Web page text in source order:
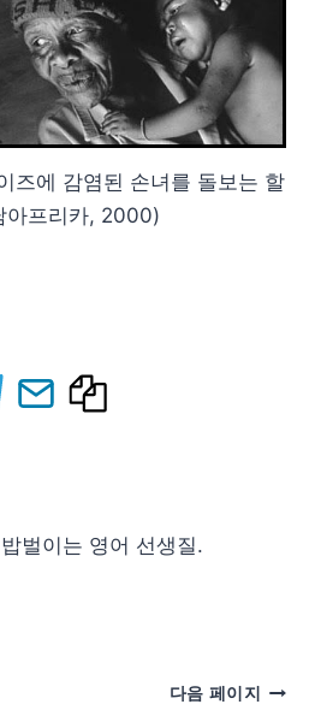
즈에 감염된 손녀를 돌보는 할
아프리카, 2000)
벌이는 영어 선생질.
다음 페이지